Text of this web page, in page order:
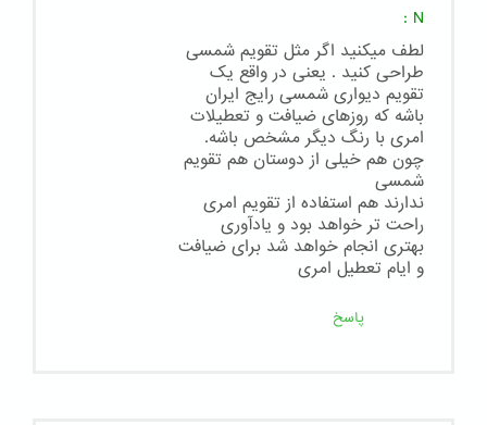
N
:
لطف میکنید اگر مثل تقویم شمسی
طراحی کنید . یعنی در واقع یک
تقویم دیواری شمسی رایج ایران
باشه که روزهای ضیافت و تعطیلات
امری با رنگ دیگر مشخص باشه.
چون هم خیلی از دوستان هم تقویم
شمسی
ندارند هم استفاده از تقویم امری
راحت تر خواهد بود و یادآوری
بهتری انجام خواهد شد برای ضیافت
و ایام تعطیل امری
پاسخ